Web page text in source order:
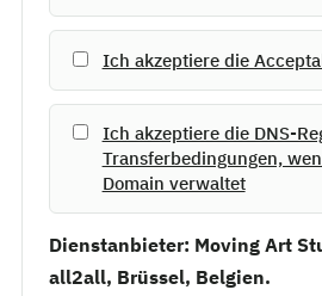
Ich akzeptiere die
Ich akzeptiere die DNS-
Transferbedingungen,
Domain verwaltet
Dienstanbieter: Moving Art
all2all, Brüssel, Belgien.